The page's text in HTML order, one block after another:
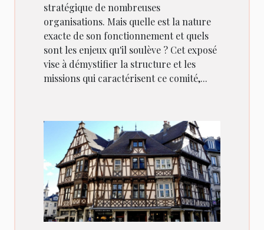
stratégique de nombreuses
organisations. Mais quelle est la nature
exacte de son fonctionnement et quels
sont les enjeux qu'il soulève ? Cet exposé
vise à démystifier la structure et les
missions qui caractérisent ce comité,...